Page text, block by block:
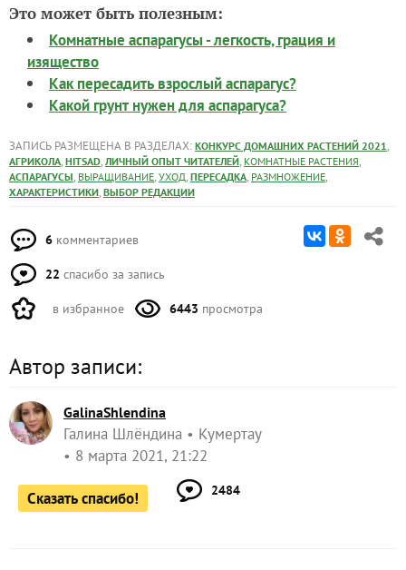
Это может быть полезным:
Комнатные аспарагусы - легкость, грация и
изящество
Как пересадить взрослый аспарагус?
Какой грунт нужен для аспарагуса?
ЗАПИСЬ РАЗМЕЩЕНА В РАЗДЕЛАХ: КОНКУРС ДОМАШНИХ РАСТЕНИЙ 2021,
АГРИКОЛА, HITSAD, ЛИЧНЫЙ ОПЫТ ЧИТАТЕЛЕЙ, КОМНАТНЫЕ РАСТЕНИЯ,
АСПАРАГУСЫ, ВЫРАЩИВАНИЕ, УХОД, ПЕРЕСАДКА, РАЗМНОЖЕНИЕ,
ХАРАКТЕРИСТИКИ, ВЫБОР РЕДАКЦИИ
6 комментариев
22 спасибо за запись
в избранное 6443 просмотра
Автор записи:
GalinaShlendina
Галина Шлёндина
Кумертау
8 марта 2021, 21:22
Сказать спасибо! 2484